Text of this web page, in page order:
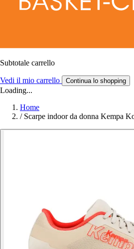
Subtotale carrello
Vedi il mio carrello Continua lo shopping
Loading...
Home
/ Scarpe indoor da donna Kempa